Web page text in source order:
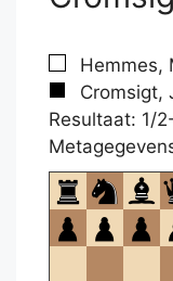
Hemmes,
Cromsigt,
Resultaat: 1/